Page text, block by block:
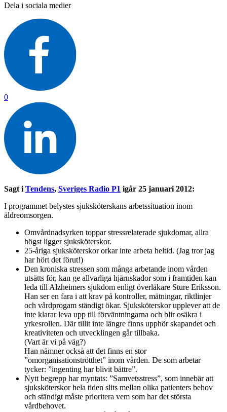
Dela i sociala medier
0
Sagt i Tendens, Sveriges Radio P1 igår 25 januari 2012:
I programmet belystes sjuksköterskans arbetssituation inom
äldreomsorgen.
Omvårdnadsyrken toppar stressrelaterade sjukdomar, allra
högst ligger sjuksköterskor.
25-åriga sjuksköterskor orkar inte arbeta heltid. (Jag tror jag
har hört det förut!)
Den kroniska stressen som många arbetande inom vården
utsätts för, kan ge allvarliga hjärnskador som i framtiden kan
leda till Alzheimers sjukdom enligt överläkare Sture Eriksson.
Han ser en fara i att krav på kontroller, mätningar, riktlinjer
och vårdprogam ständigt ökar. Sjuksköterskor upplever att de
inte klarar leva upp till förväntningarna och blir osäkra i
yrkesrollen. Där tillit inte längre finns upphör skapandet och
kreativiteten och utvecklingen går tillbaka.
(Vart är vi på väg?)
Han nämner också att det finns en stor
”omorganisationströtthet” inom vården. De som arbetar
tycker: ”ingenting har blivit bättre”.
Nytt begrepp har myntats: ”Samvetsstress”, som innebär att
sjuksköterskor hela tiden slits mellan olika patienters behov
och ständigt måste prioritera vem som har det största
vårdbehovet.